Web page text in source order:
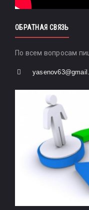
ОБРАТНАЯ СВЯЗЬ
По всем вопросам